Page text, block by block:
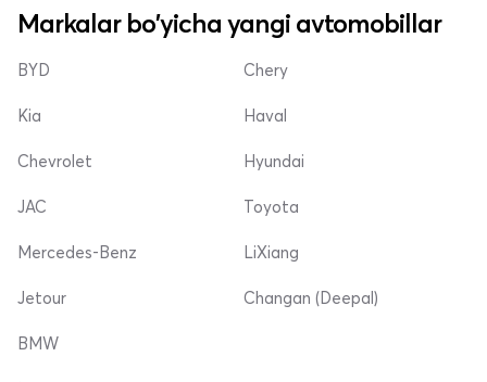
Markalar bo'yicha yangi avtomobillar
BYD
Kia
Chevrolet
Chery
Haval
Hyundai
JAC
Mercedes-Benz
Jetour
Toyota
LiXiang
Changan (Deepal)
BMW